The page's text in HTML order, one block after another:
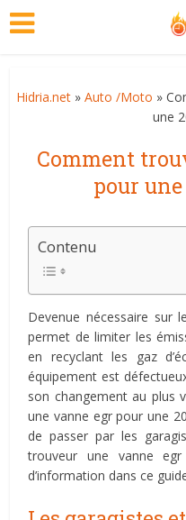
Hidria.net» Auto /Moto »
une
Comment
pour une
Contenu
Devenue nécessaire sur
permet de limiter les
en recyclant les gaz
équipement est
son changement au plus
une vanne egr pour une
de passer par les
trouveur une vanne
d’information dans ce